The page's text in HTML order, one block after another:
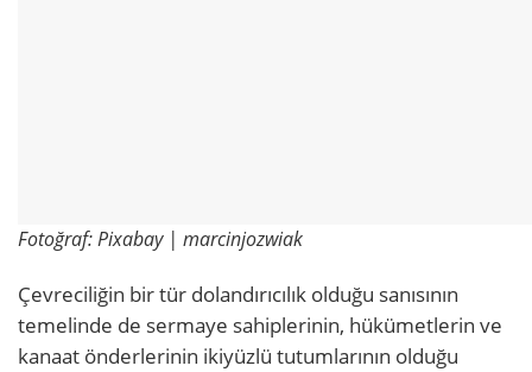
Fotoğraf: Pixabay | marcinjozwiak
Çevreciliğin bir tür dolandırıcılık olduğu sanısının
temelinde de sermaye sahiplerinin, hükümetlerin ve
kanaat önderlerinin ikiyüzlü tutumlarının olduğu